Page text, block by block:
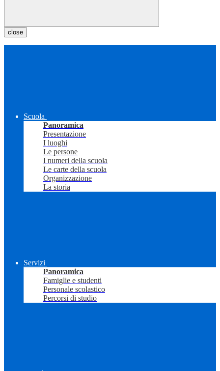
close
Scuola
Panoramica
Presentazione
I luoghi
Le persone
I numeri della scuola
Le carte della scuola
Organizzazione
La storia
Servizi
Panoramica
Famiglie e studenti
Personale scolastico
Percorsi di studio